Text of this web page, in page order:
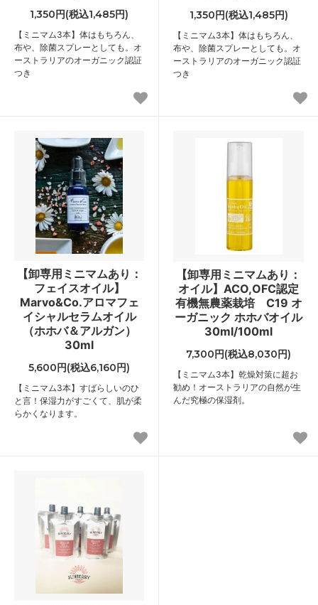
1,350円(税込1,485円)
【ミニマム3本】体はもちろん、
布や、除菌スプレーとしても。オ
ーストラリアのオーガニック認証
つき
1,350円(税込1,485円)
【ミニマム3本】体はもちろん、
布や、除菌スプレーとしても。オ
ーストラリアのオーガニック認証
つき
【卸専用ミニマムあり：
フェイスオイル】
Marvo&Co.アロマフェ
イシャルセラムオイル
（ホホバ＆アルガン）
30ml
5,600円(税込6,160円)
【ミニマム3本】すばらしいのひ
と言！保湿力がすごくて、肌が柔
らかくなります。
【卸専用ミニマムあり：
オイル】ACO,OFC認定
有機無農薬栽培 C19 オ
ーガニック ホホバオイル
30ml/100ml
7,300円(税込8,030円)
【ミニマム3本】乾燥対策に超お
勧め！オーストラリアの自然が生
んだ究極の保湿剤。